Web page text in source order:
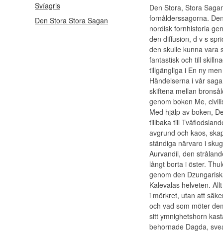
Svíagris
Den Stora Stora Sagan
Den Stora, Stora
fornålderssagorna.
nordisk fornhistoria
den diffusion, d v s
den skulle kunna vara
fantastisk och till
tillgängliga i En ny
Händelserna i vår
skiftena mellan
genom boken Me,
Med hjälp av boken,
tillbaka till
avgrund och kaos,
ständiga närvaro i
Aurvandil, den
långt borta i öster.
genom den
Kalevalas helveten.
i mörkret, utan att
och vad som möter
sitt ymnighetshorn
behornade Dagda,